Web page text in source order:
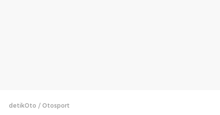
detikOto Otosport